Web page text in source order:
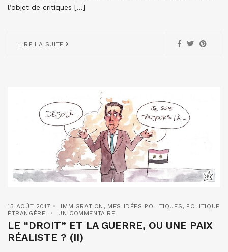
l’objet de critiques […]
LIRE LA SUITE
15 AOÛT 2017 IMMIGRATION , MES IDÉES POLITIQUES, POLITIQUE
ÉTRANGÈRE
UN COMMENTAIRE
LE “DROIT” ET LA GUERRE, OU UNE PAIX
RÉALISTE ? (II)